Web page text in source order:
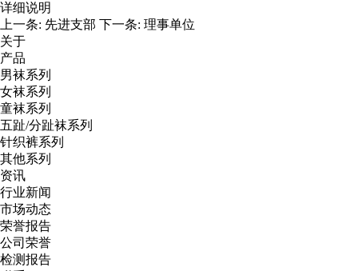
详细说明
上一条: 先进支部 下一条: 理事单位
关于
产品
男袜系列
女袜系列
童袜系列
五趾/分趾袜系列
针织裤系列
其他系列
资讯
行业新闻
市场动态
荣誉报告
公司荣誉
检测报告